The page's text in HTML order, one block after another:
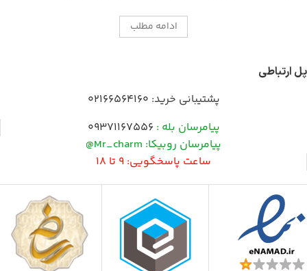
ادامه مطلب
پل ارتباطی
پشتیبانی خرید: 02166564160
پیامرسان بله : 09371167556
پیامرسان روبیکا: Mr_charm@
ساعت پاسخگویی: 9 تا 18